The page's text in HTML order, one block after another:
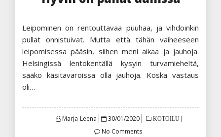
Leipominen on rentouttavaa puuhaa, ja vihdoinkin
pullat onnistuivat. Mutta että tähän vaiheeseen
leipomisessa pääsin, siihen meni aikaa ja jauhoja.
Helsingissä lentokentällä kysyin turvamieheltä,
saako käsitavaroissa olla jauhoja. Koska vastaus
oli…
Marja-Leena
Posted
30/01/2020 KOTOILU
No Comments